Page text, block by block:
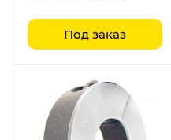
Под заказ